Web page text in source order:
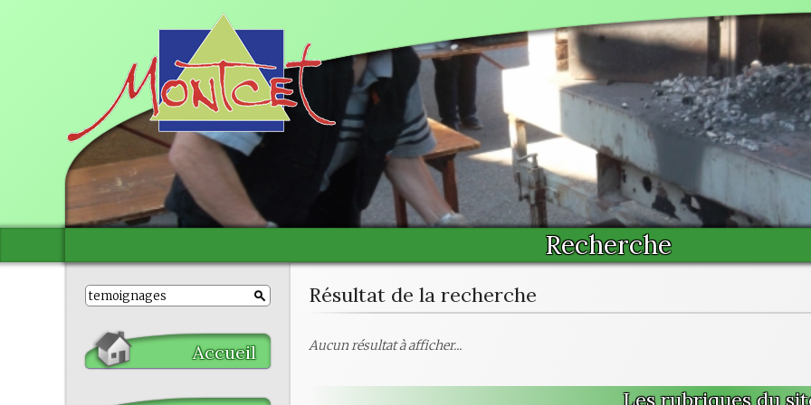
Recherche
Accueil
Résultat de la recherche
Aucun résultat à afficher...
Les rubriques du